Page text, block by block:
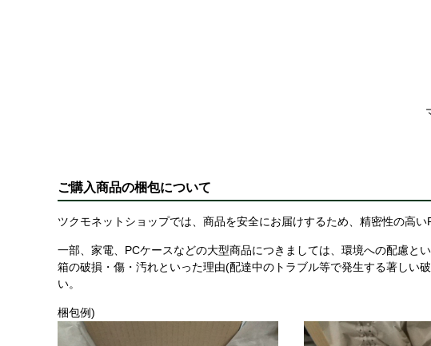
ご購入商品の梱包について
ツクモネットショップでは、商品を安全にお届けするため、精密性の高
一部、家電、PCケースなどの大型商品につきましては、環境への配慮と
箱の破損・傷・汚れといった理由(配達中のトラブル等で発生する著しい
い。
梱包例)